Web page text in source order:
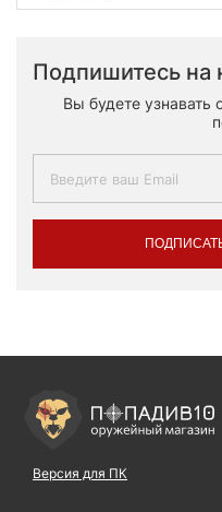
Подпишитесь на
Вы будете узнавать
Версия для ПК